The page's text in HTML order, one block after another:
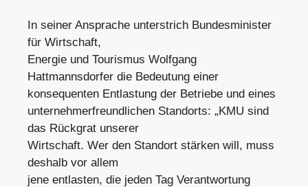
In seiner Ansprache unterstrich Bundesminister
für Wirtschaft,
Energie und Tourismus Wolfgang
Hattmannsdorfer die Bedeutung einer
konsequenten Entlastung der Betriebe und eines
unternehmerfreundlichen Standorts: „KMU sind
das Rückgrat unserer
Wirtschaft. Wer den Standort stärken will, muss
deshalb vor allem
jene entlasten, die jeden Tag Verantwortung